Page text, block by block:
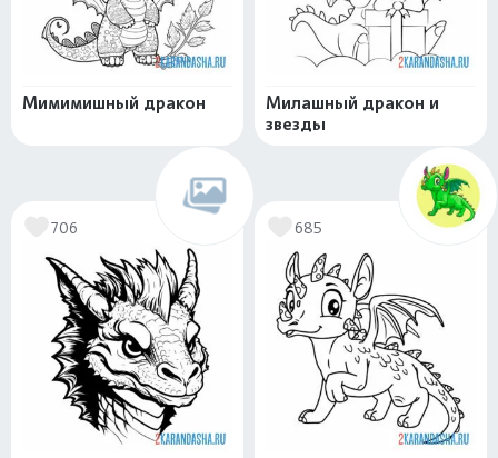
Мимимишный дракон
Милашный дракон и
звезды
706 685